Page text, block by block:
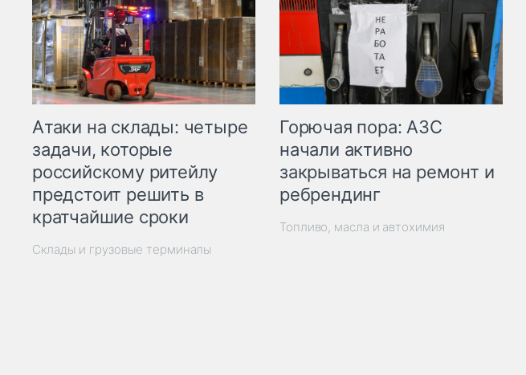
Атаки на склады: четыре
задачи, которые
российскому ритейлу
предстоит решить в
кратчайшие сроки
Склады и грузовые терминалы
Горючая пора: АЗС
начали активно
закрываться на ремонт и
ребрендинг
Топливо, масла и автохимия